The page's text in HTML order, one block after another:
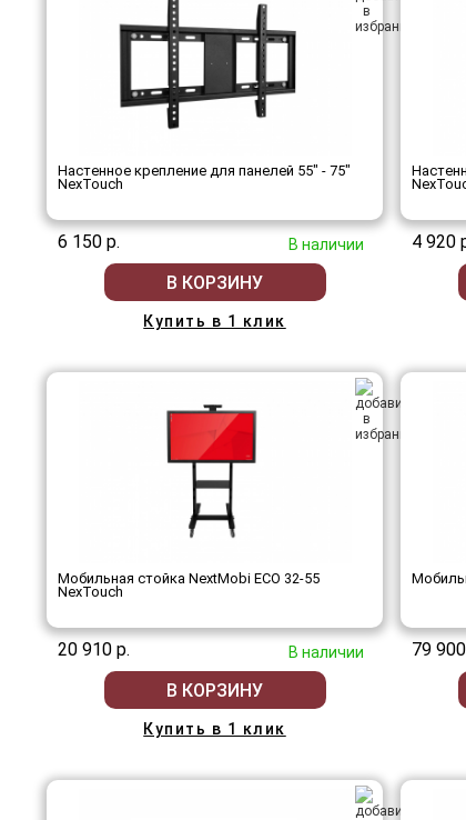
Настенное крепление для панелей 55" - 75"
NexTouch
6 150 р. В наличии
В КОРЗИНУ
Купить в 1 клик
4 920
Мобильная стойка NextMobi ECO 32-55
NexTouch
20 910 р. В наличии
В КОРЗИНУ
Купить в 1 клик
79